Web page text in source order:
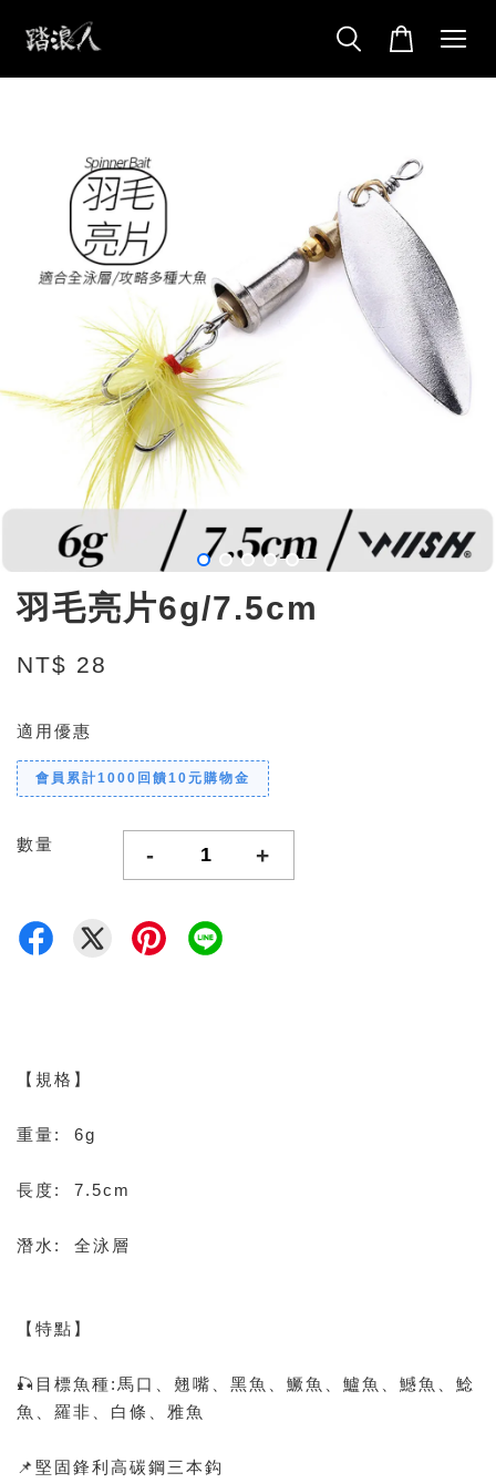
羽毛亮片6g/7.5cm
NT$ 28
適用優惠
會員累計1000回饋10元購物金
數量 - +
【規格】
重量: 6g
長度: 7.5cm
潛水: 全泳層
【特點】
🎣目標魚種:馬口、翹嘴、黑魚、鱖魚、鱸魚、鱤魚、鯰
魚、羅非、白條、雅魚
📌堅固鋒利高碳鋼三本鈎